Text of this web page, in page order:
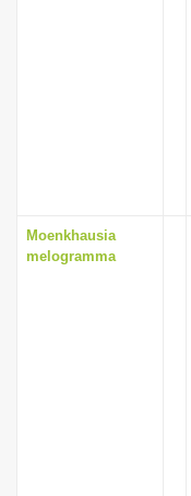
Moenkhausia
melogramma